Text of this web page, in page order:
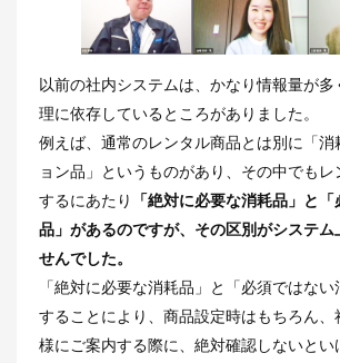
以前の社内システムは、かなり情報量が多
理に依存しているところがありました。
例えば、通常のレンタル商品とは別に「消
ョン品」というものがあり、その中でもレ
するにあたり
「絶対に必要な消耗品」と
品」があるのですが、その区別がシステム
せんでした。
「絶対に必要な消耗品」と「必須ではな
することにより、商品設定時はもちろん、
様にご案内する際に、絶対確認しないとい